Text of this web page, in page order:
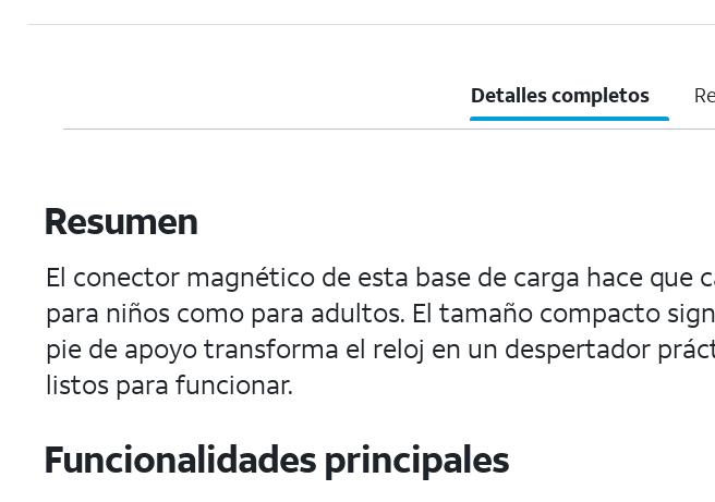
Detalles completos
Resumen
El conector magnético de esta base de carga hace
para niños como para adultos. El tamaño compacto
pie de apoyo transforma el reloj en un despertador
listos para funcionar.
Funcionalidades principales